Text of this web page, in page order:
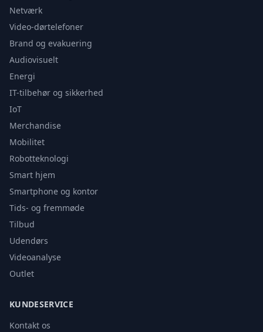
Netværk
Video-dørtelefoner
Brand og evakuering
Audiovisuelt
Energi
IT-tilbehør og sikkerhed
IoT
Merchandise
Mobilitet
Robotteknologi
Smart hjem
Smartphone og kontor
Tids- og fremmøde
Tilbud
Udendørs
Videoanalyse
Outlet
KUNDESERVICE
Kontakt os